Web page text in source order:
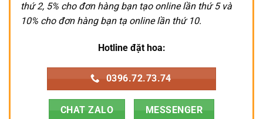
thứ 2, 5% cho đơn hàng bạn tạo online lần thứ 5 và
10% cho đơn hàng bạn tạ online lần thứ 10.
Hotline đặt hoa:
0396.72.73.74
CHAT ZALO MESSENGER